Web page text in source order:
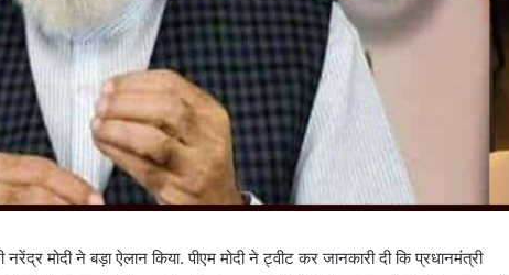
मोदी ने बड़ा ऐलान किया. पीएम मोदी ने ट्वीट कर जानकारी दी कि प्रधानमंत्री